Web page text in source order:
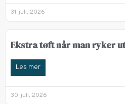
31. juli, 2026
Ekstra tøft når man ryker ut
Les mer
30. juli, 2026